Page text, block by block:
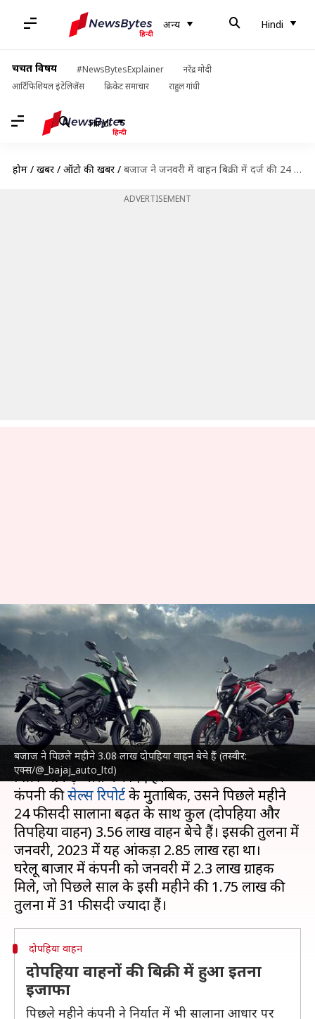
अन्य Hindi
चर्चित विषय #NewsBytesExplainer
नरेंद्र मोदी
आर्टिफिशियल इंटेलिजेंस
क्रिकेट समाचार राहुल गांधी
Hindi
होम / खबरें / ऑटो की खबरें / बजाज ने जनवरी में वाहन बिक्री में दर्ज की 24 फीसदी बढ़त, जानिए कितने बेचे
ADVERTISEMENT
बजाज ने पिछले महीने 3.08 लाख दोपहिया वाहन बेचे हैं (तस्वीर:
एक्स/@_bajaj_auto_ltd)
बजाज ने जनवरी में वाहन बिक्री में
दर्ज की 24 फीसदी बढ़त, जानिए
कितने बेचे
लेखन दिनेश चंद शर्मा Feb 01, 2024
क्या है खबर?
वाहन निर्माताबजाजने आज (1 फरवरी) जनवरी के वाहन
बिक्री आंकड़े जारी कर दिए हैं।
कंपनी कीसेल्स रिपोर्टके मुताबिक, उसने पिछले महीने
24 फीसदी सालाना बढ़त के साथ कुल (दोपहिया और
तिपहिया वाहन) 3.56 लाख वाहन बेचे हैं। इसकी तुलना में
जनवरी, 2023 में यह आंकड़ा 2.85 लाख रहा था।
घरेलू बाजार में कंपनी को जनवरी में 2.3 लाख ग्राहक
मिले, जो पिछले साल के इसी महीने की 1.75 लाख की
दोपहिया वाहन
दोपहिया वाहनों की बिक्री में हुआ इतना
इजाफा
पिछले महीने कंपनी ने निर्यात में भी सालाना आधार पर